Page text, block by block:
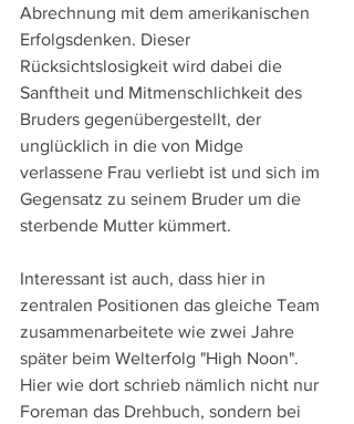
Abrechnung mit dem amerikanischen
Erfolgsdenken. Dieser
Rücksichtslosigkeit wird dabei die
Sanftheit und Mitmenschlichkeit des
Bruders gegenübergestellt, der
unglücklich in die von Midge
verlassene Frau verliebt ist und sich im
Gegensatz zu seinem Bruder um die
sterbende Mutter kümmert.
Interessant ist auch, dass hier in
zentralen Positionen das gleiche Team
zusammenarbeitete wie zwei Jahre
später beim Welterfolg "High Noon".
Hier wie dort schrieb nämlich nicht nur
Foreman das Drehbuch, sondern bei